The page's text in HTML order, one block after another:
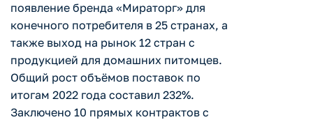
появление бренда «Мираторг» для
конечного потребителя в 25 странах, а
также выход на рынок 12 стран с
продукцией для домашних питомцев.
Общий рост объёмов поставок по
итогам 2022 года составил 232%.
Заключено 10 прямых контрактов с